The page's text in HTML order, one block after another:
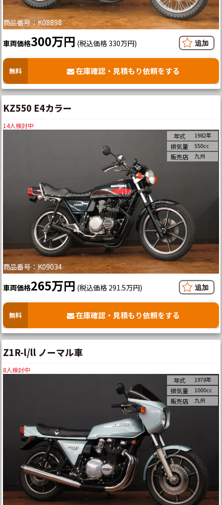
商品番号：K08898
車両価格300万円 (税込価格 330万円)
無料 在庫確認・見積もり依頼をする
KZ550 E4カラー
14人検討中
商品番号：K09034
年式 1982年
排気量 550cc
販売店 九州
車両価格265万円 (税込価格 291.5万円)
無料 在庫確認・見積もり依頼をする
Z1R-l/ll ノーマル車
8人検討中
年式 1978年
排気量 1000cc
販売店 九州